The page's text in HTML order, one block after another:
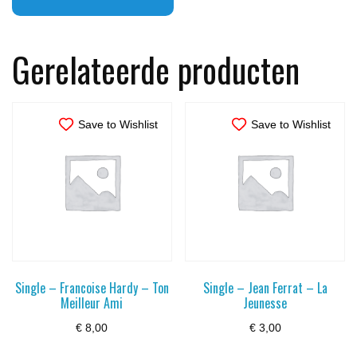
Gerelateerde producten
Save to Wishlist
Single – Francoise Hardy – Ton
Meilleur Ami
€ 8,00
Save to Wishlist
Single – Jean Ferrat – La
Jeunesse
€3,00